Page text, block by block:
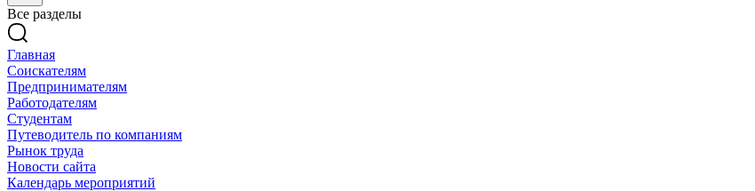
Все разделы
Главная
Соискателям
Предпринимателям
Работодателям
Студентам
Путеводитель по компаниям
Рынок труда
Новости сайта
Календарь мероприятий